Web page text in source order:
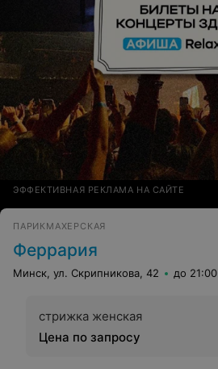
ЭФФЕКТИВНАЯ РЕКЛАМА НА САЙТЕ
ПАРИКМАХЕРСКАЯ
Феррария
Минск, ул. Скрипникова, 42 до 21:00
стрижка женская
Цена по запросу